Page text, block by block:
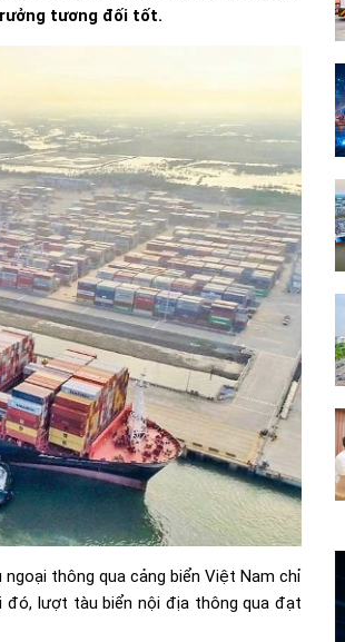
tương đối tốt.
thông qua cảng biển Việt Nam chỉ
đó, lượt tàu biển nội địa thông qua đạt